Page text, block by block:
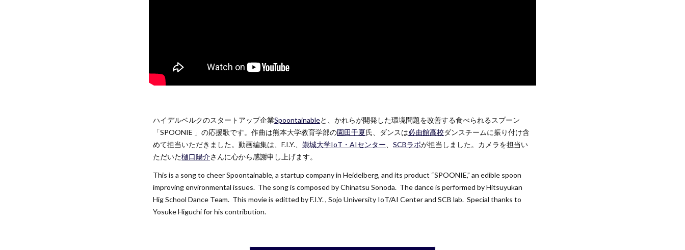
ハイデルベルクのスタートアップ企業Spoontainableと、かれらが開発した環境問題を改善する食べられるスプーン
「SPOONIE 」の応援歌です。作曲は熊本大学教育学部の園田千夏氏、ダンスは必由館高校ダンスチームに振り付け含
めて担当いただきました。動画編集は、F.I.Y.、崇城大学IoT・AIセンター 、SCBラボが担当しました。カメラを担当い
ただいた樋口陽介さんに心から感謝申し上げます。
This is a song to cheer Spoontainable, a startup company in Heidelberg, and its product “SPOONIE,” an edible spoon
improving environmental issues. The song is composed by Chinatsu Sonoda. The dance is performed by Hitsuyukan
Hig School Dance Team. This movie is editted by F.I.Y. , Sojo University IoT/AI Center and SCB lab. Special thanks to
Yosuke Higuchi for his contribution.